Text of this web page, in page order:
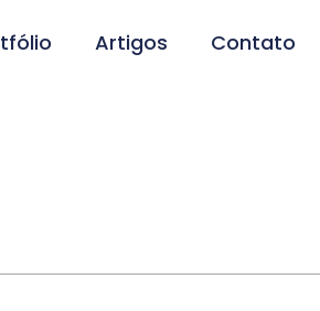
Artigos Contato